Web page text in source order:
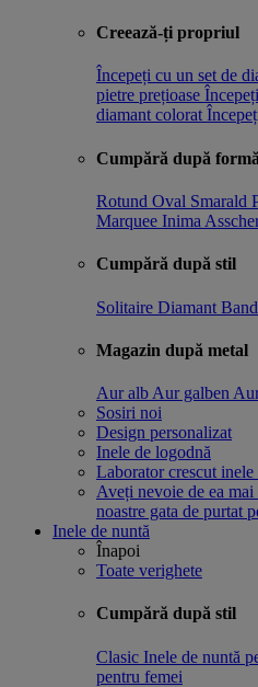
Creează-ți propriul
Începeți cu un set de
pietre prețioase
diamant colorat
Cumpără după formă
Rotund Oval Smarald
Marquee Inima
Cumpără după stil
Solitaire Diamant Band
Magazin după metal
Aur alb Aur galben
Sosiri noi
Design personalizat
Inele de logodnă
Laborator crescut inele
Aveți nevoie de ea mai
noastre gata de purtat
Inele de nuntă
Înapoi
Toate verighete
Cumpără după stil
Clasic Inele de nuntă
pentru femei